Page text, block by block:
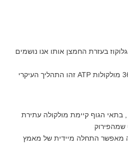
בעזרת החמצן אותו אנו נושמים
כתוצאה מהתהליך מתקבלות 36 מולקולות ATP זהו התהליך העיקרי
, בתאי הגוף קיימת מולקולה עתירת
שמהפירוק
מאפשר התחלה מיידית של מאמץ